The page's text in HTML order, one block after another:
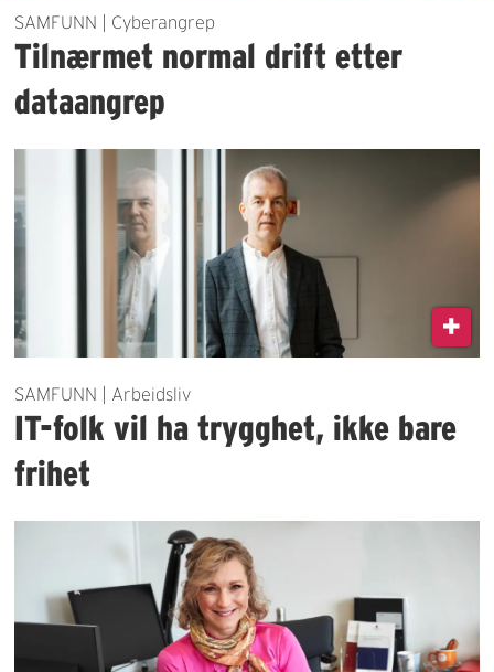
SAMFUNN | Cyberangrep
Tilnærmet normal drift etter
dataangrep
SAMFUNN | Arbeidsliv
IT-folk vil ha trygghet, ikke bare
frihet